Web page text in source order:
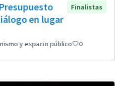
en lugar
Finalistas
y espacio público 0